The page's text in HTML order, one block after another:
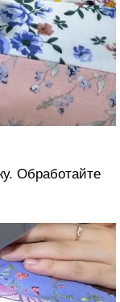
Обработайте